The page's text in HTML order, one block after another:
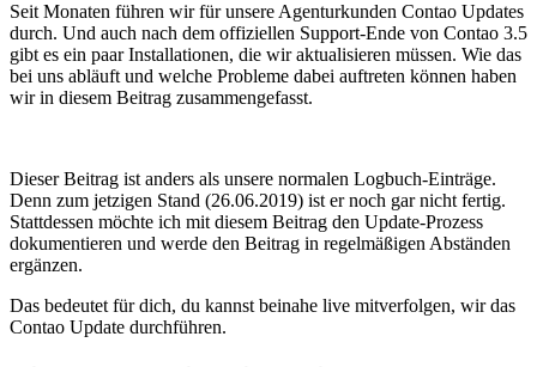
Seit Monaten führen wir für unsere Agenturkunden Contao Updates
durch. Und auch nach dem offiziellen Support-Ende von Contao 3.5
gibt es ein paar Installationen, die wir aktualisieren müssen. Wie das
bei uns abläuft und welche Probleme dabei auftreten können haben
wir in diesem Beitrag zusammengefasst.
Dieser Beitrag ist anders als unsere normalen Logbuch-Einträge.
Denn zum jetzigen Stand (26.06.2019) ist er noch gar nicht fertig.
Stattdessen möchte ich mit diesem Beitrag den Update-Prozess
dokumentieren und werde den Beitrag in regelmäßigen Abständen
ergänzen.
Das bedeutet für dich, du kannst beinahe live mitverfolgen, wir das
Contao Update durchführen.